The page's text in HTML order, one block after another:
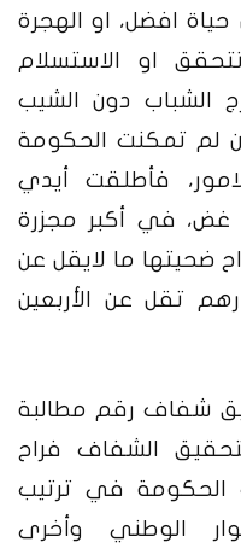
افضل، او الهجرة
او الاستسلام
الشباب دون الشيب
لم تمكنت الحكومة
فأطلقت أيدي
غض، في أكبر مجزرة
ضحيتها ما لايقل عن
تقل عن الأربعين
شفاف رقم مطالبة
الشفاف فراح
الحكومة في ترتيب
الوطني وأخرى